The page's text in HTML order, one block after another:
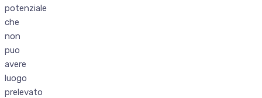
potenziale
che
non
puo
avere
luogo
prelevato